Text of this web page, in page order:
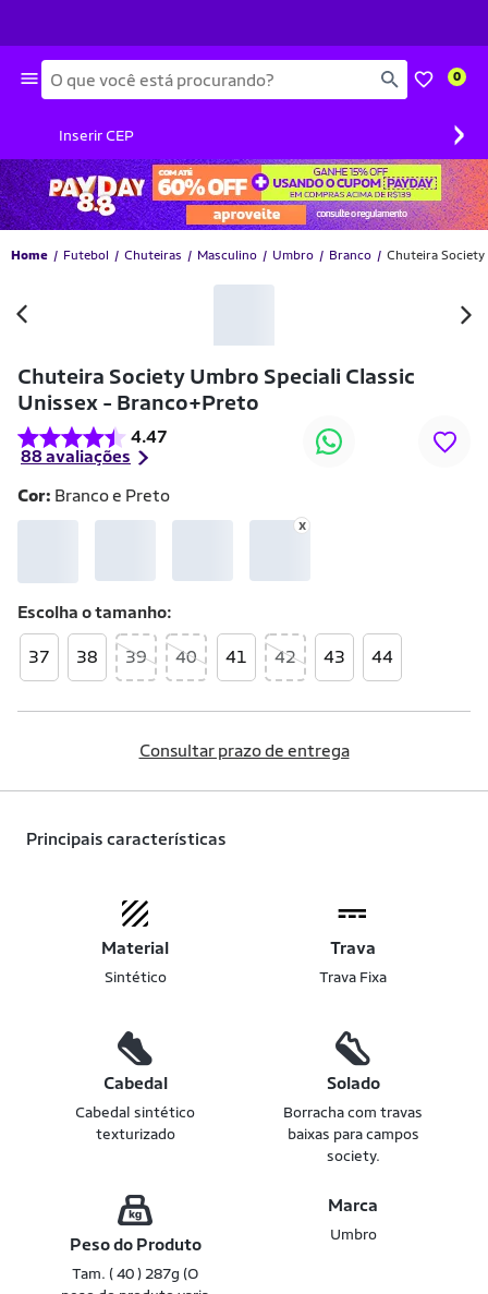
Busca 0
Inserir CEP ›
Home Futebol Chuteiras Masculino Umbro Branco Chuteira
Chuteira Society Umbro Speciali Classic
Unissex - Branco+Preto
4.47
88 avaliações
-10% OFF
Cor: Branco e Preto
Escolha otamanho
37 38 39 40 41 42 43 44
Consultar prazo de entrega
Principais características
Material
Sintético
Trava
Trava Fixa
Cabedal
Cabedal sintético
texturizado
Solado
Borracha com travas
baixas para campos
society.
Peso do Produto
Tam. ( 40 ) 287g (O
Marca
Umbro